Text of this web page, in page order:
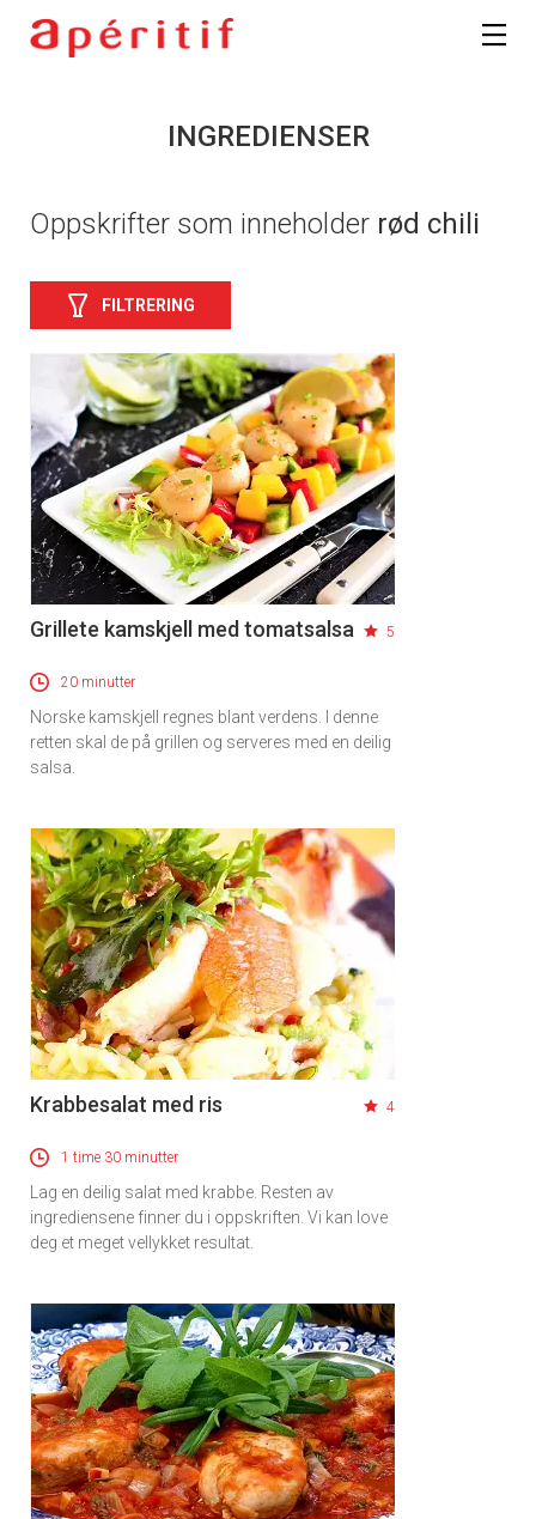
INGREDIENSER
Oppskrifter som inneholder rød chili
FILTRERING
Grillete kamskjell med tomatsalsa 5
20 minutter
Norske kamskjell regnes blant verdens. I denne
retten skal de på grillen og serveres med en deilig
salsa.
Krabbesalat med ris 4
1 time 30 minutter
Lag en deilig salat med krabbe. Resten av
ingrediensene finner du i oppskriften. Vi kan love
deg et meget vellykket resultat.